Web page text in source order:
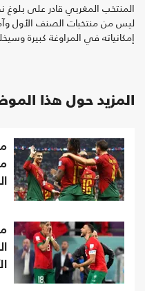
المنتخب المغربي قادر على بلوغ
ليس من منتخبات الصنف الأول
إمكانياته في المراوغة كبيرة
المزيد حول هذا